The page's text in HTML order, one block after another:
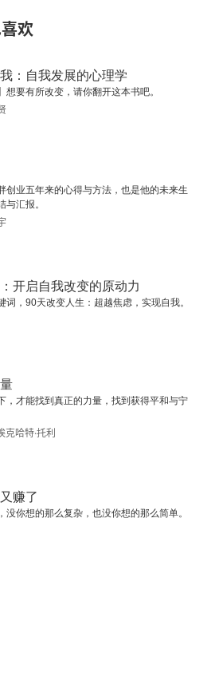
？
欢
：自我发展的心理学
想要有所改变，请你翻开这本书吧。
创业五年来的心得与方法，也是他的未来生
与汇报。
开启自我改变的原动力
词，90天改变人生：超越焦虑，实现自我。
，才能找到真正的力量，找到获得平和与宁
哈特·托利
赚了
没你想的那么复杂，也没你想的那么简单。